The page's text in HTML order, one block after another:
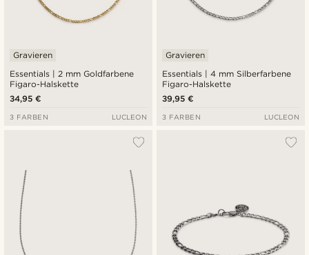
Essentials | 2 mm Goldfarbene
Figaro-Halskette
Gravieren
34,95 €
3 FARBEN LUCLEON
Essentials | 4 mm Silberfarbene
Figaro-Halskette
Gravieren
39,95 €
3 FARBEN LUCLEON